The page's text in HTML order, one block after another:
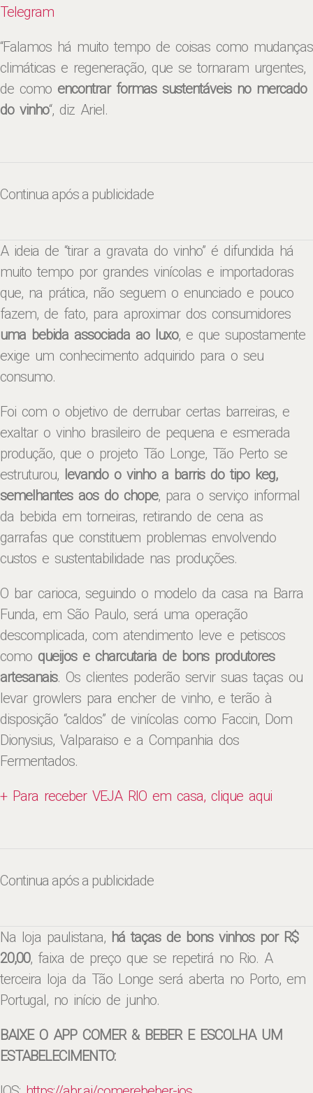
Telegram
“Falamos há muito tempo de coisas como mudanças
climáticas e regeneração, que se tornaram urgentes,
de como encontrar formas sustentáveis no mercado
do vinho“, diz Ariel.
Continua após a publicidade
A ideia de “tirar a gravata do vinho” é difundida há
muito tempo por grandes vinícolas e importadoras
que, na prática, não seguem o enunciado e pouco
fazem, de fato, para aproximar dos consumidores
uma bebida associada ao luxo, e que supostamente
exige um conhecimento adquirido para o seu
consumo.
Foi com o objetivo de derrubar certas barreiras, e
exaltar o vinho brasileiro de pequena e esmerada
produção, que o projeto Tão Longe, Tão Perto se
estruturou, levando o vinho a barris do tipo keg,
semelhantes aos do chope, para o serviço informal
da bebida em torneiras, retirando de cena as
garrafas que constituem problemas envolvendo
custos e sustentabilidade nas produções.
O bar carioca, seguindo o modelo da casa na Barra
Funda, em São Paulo, será uma operação
descomplicada, com atendimento leve e petiscos
como queijos e charcutaria de bons produtores
artesanais. Os clientes poderão servir suas taças ou
levar growlers para encher de vinho, e terão à
disposição “caldos” de vinícolas como Faccin, Dom
Dionysius, Valparaiso e a Companhia dos
Fermentados.
+ Para receber VEJA RIO em casa, clique aqui
Continua após a publicidade
Na loja paulistana, há taças de bons vinhos por R$
20,00, faixa de preço que se repetirá no Rio. A
terceira loja da Tão Longe será aberta no Porto, em
Portugal, no início de junho.
BAIXE O APP COMER & BEBER E ESCOLHA UM
ESTABELECIMENTO: